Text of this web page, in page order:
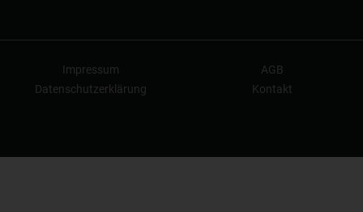
Impressum
AGB
Datenschutzerklärung
Kontakt